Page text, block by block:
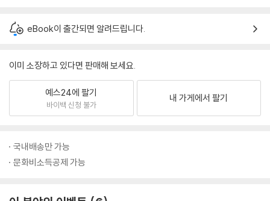
eBook이 출간되면 알려드립니다.
이미 소장하고 있다면 판매해 보세요.
예스24에 팔기
바이백 신청 불가
내 가게에서 팔기
국내배송만 가능
문화비소득공제 가능